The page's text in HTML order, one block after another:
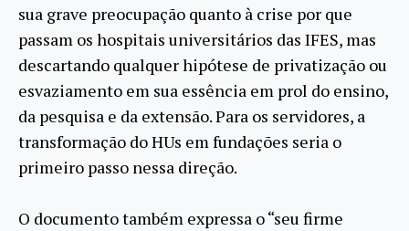
sua grave preocupação quanto à crise por que
passam os hospitais universitários das IFES, mas
descartando qualquer hipótese de privatização ou
esvaziamento em sua essência em prol do ensino,
da pesquisa e da extensão. Para os servidores, a
transformação do HUs em fundações seria o
primeiro passo nessa direção.
O documento também expressa o “seu firme